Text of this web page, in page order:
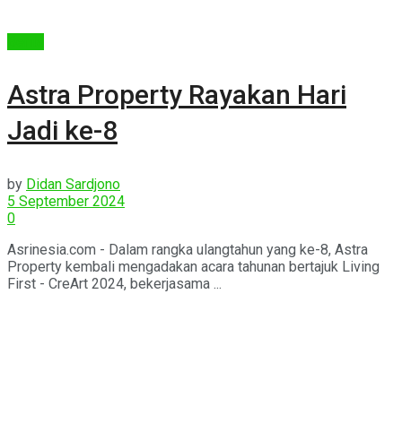
Astra Property Rayakan Hari
Jadi ke-8
by Didan Sardjono
5 September 2024
0
Asrinesia.com - Dalam rangka ulangtahun yang ke-8, Astra
Property kembali mengadakan acara tahunan bertajuk Living
First - CreArt 2024, bekerjasama ...